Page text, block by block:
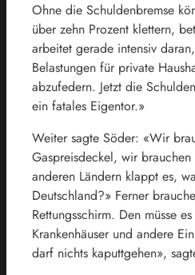
Ohne die Schuldenbremse
über zehn Prozent klettern,
arbeitet gerade intensiv
Belastungen für private
abzufedern. Jetzt die
ein fatales Eigentor.»
Weiter sagte Söder: «Wir
Gaspreisdeckel, wir
anderen Ländern klappt es,
Deutschland?» Ferner
Rettungsschirm. Den müsse
Krankenhäuser und andere
darf nichts kaputtgehen»,